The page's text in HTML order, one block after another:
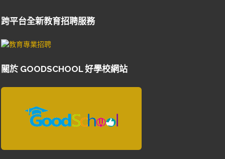
跨平台全新教育招聘服務
關於 GOODSCHOOL 好學校網站